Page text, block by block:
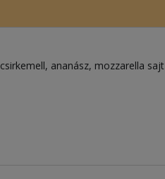
csirkemell ananász mozzarella sajt